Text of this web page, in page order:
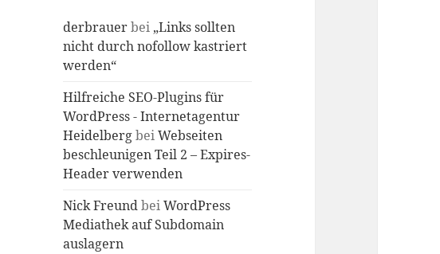
derbrauerbei „Links sollten
nicht durch nofollow kastriert
werden“
Hilfreiche SEO-Plugins für
WordPress - Internetagentur
HeidelbergbeiWebseiten
beschleunigen Teil 2 – Expires-
Header verwenden
Nick FreundbeiWordPress
Mediathek auf Subdomain
auslagern